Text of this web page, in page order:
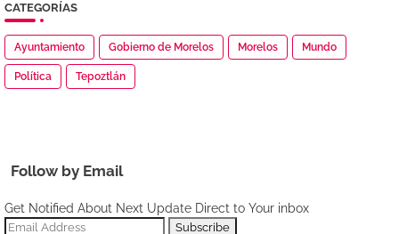
CATEGORÍAS
Ayuntamiento Gobierno de Morelos Morelos Mundo
Política Tepoztlán
Follow by Email
Get Notified About Next Update Direct to Your inbox